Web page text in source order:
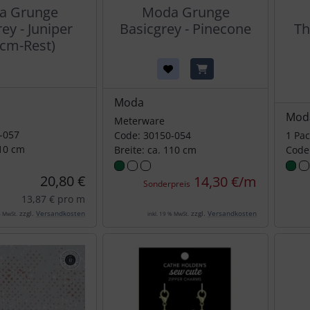
Grunge
- Juniper
Rest)
cm
20,80 €
13,87 € pro m
zzgl. Versandkosten
Moda Grunge
Basicgrey - Pinecone
Moda
Meterware
Code: 30150-054
Breite: ca. 110 cm
Sonderpreis 14,30 €/m
inkl. 19 % MwSt. zzgl. Versandkosten
1